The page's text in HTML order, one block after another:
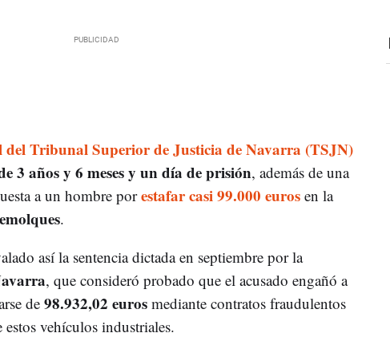
del Tribunal Superior de Justicia de Navarra (TSJN)
3 años y 6 meses y un día de prisión, además de una
a un hombre porestafar casi 99.000 eurosen la
.
así la sentencia dictada en septiembre por la
, que consideró probado que el acusado engañó a
de 98.932,02 eurosmediante contratos fraudulentos
vehículos industriales.